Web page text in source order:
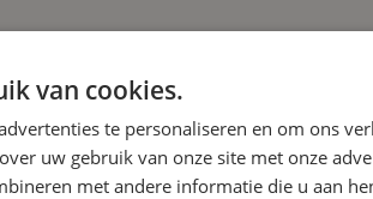
van cookies.
te personaliseren en om ons
uw gebruik van onze site met onze
met andere informatie die u aan